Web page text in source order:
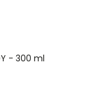
- 300 ml